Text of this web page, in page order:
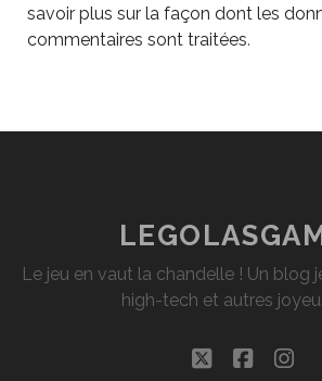
savoir plus sur la façon dont les
commentaires sont traitées.
Le jeu en vaut la chandelle ! Un blog
high-tech et autres
twitter